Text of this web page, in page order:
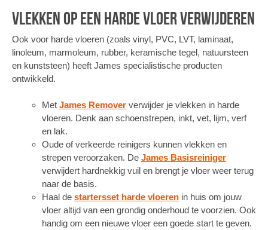
Vlekken op een harde vloer verwijderen
Ook voor harde vloeren (zoals vinyl, PVC, LVT, laminaat,
linoleum, marmoleum, rubber, keramische tegel, natuursteen
en kunststeen) heeft James specialistische producten
ontwikkeld.
Met James Remover verwijder je vlekken in harde
vloeren. Denk aan schoenstrepen, inkt, vet, lijm, verf
en lak.
Oude of verkeerde reinigers kunnen vlekken en
strepen veroorzaken. De James Basisreiniger
verwijdert hardnekkig vuil en brengt je vloer weer terug
naar de basis.
Haal de startersset harde vloeren in huis om jouw
vloer altijd van een grondig onderhoud te voorzien. Ook
handig om een nieuwe vloer een goede start te geven.